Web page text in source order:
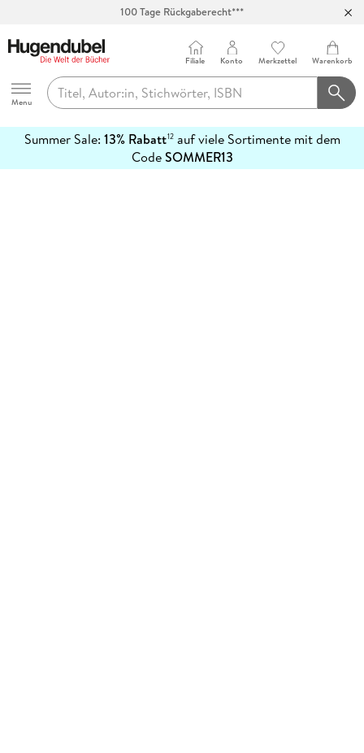
100 Tage Rückgaberecht***
Hugendubel
Menu
Filiale Konto Merkzettel Warenkorb
Summer Sale: 13% Rabatt12auf viele Sortimente mit dem
CodeSOMMER13
erfahren